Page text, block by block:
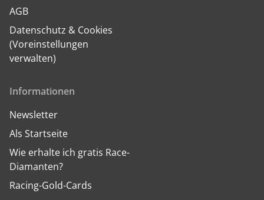
AGB
Datenschutz & Cookies
(Voreinstellungen
verwalten)
Informationen
Newsletter
Als Startseite
Wie erhalte ich gratis Race-
Diamanten?
Racing-Gold-Cards